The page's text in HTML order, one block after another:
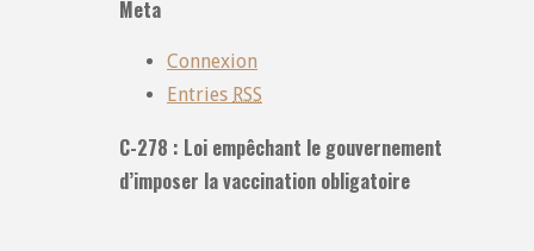
Meta
Connexion
Entries RSS
C-278 : Loi empêchant le gouvernement
d’imposer la vaccination obligatoire